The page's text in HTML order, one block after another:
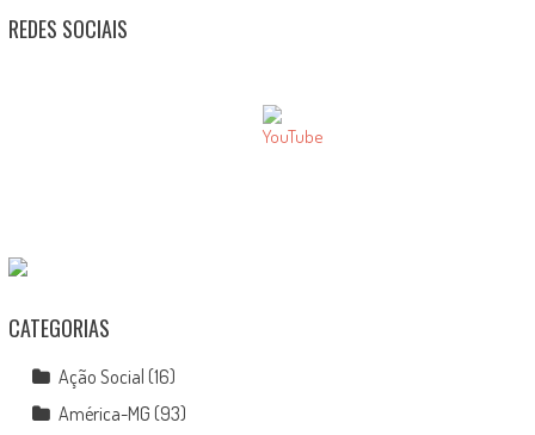
navigation
REDES SOCIAIS
CATEGORIAS
Ação Social (16)
América-MG (93)